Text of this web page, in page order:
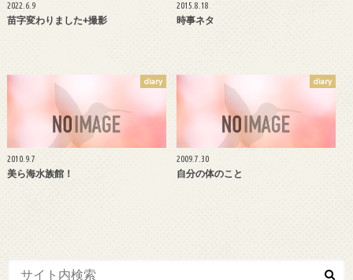
2022.6.9
苗字変わりました+撮影
2015.8.18
時事ネタ
diary
2010.9.7
美ら海水族館！
diary
2009.7.30
自分の体のこと